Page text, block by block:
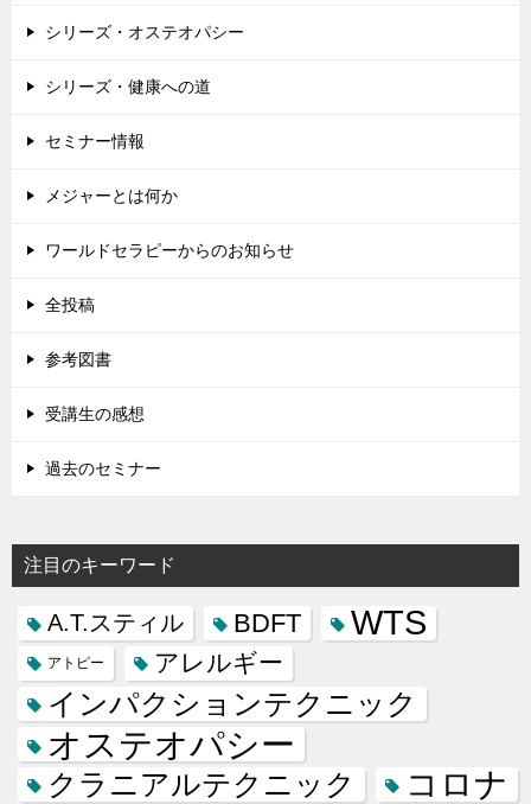
シリーズ・オステオパシー
シリーズ・健康への道
セミナー情報
メジャーとは何か
ワールドセラピーからのお知らせ
全投稿
参考図書
受講生の感想
過去のセミナー
注目のキーワード
A.T.スティル BDFT WTS
アトピー アレルギー
インパクションテクニック
オステオパシー
クラニアルテクニック コロナ